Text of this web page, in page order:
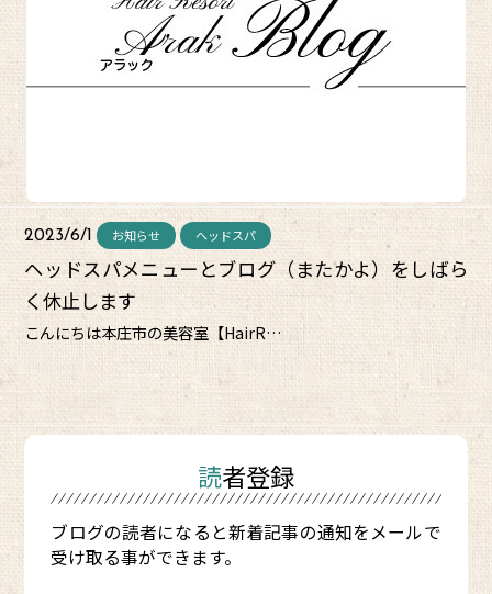
2023/6/1 お知らせ ヘッドスパ
ヘッドスパメニューとブログ（またかよ）をしばら
く休止します
こんにちは本庄市の美容室【HairR…
読者登録
ブログの読者になると新着記事の通知をメールで
受け取る事ができます。